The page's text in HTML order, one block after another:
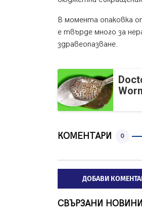
В момента опаковка
е твърде много за
здравеопазване.
КОМЕНТАРИ 0
ДОБАВИ
СВЪРЗАНИ НОВИНИ